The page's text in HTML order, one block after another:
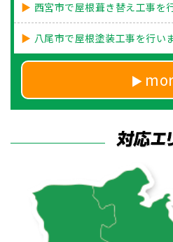
西宮市で屋根葺き替え工事を
八尾市で屋根塗装工事を行い